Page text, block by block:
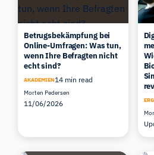
Betrugsbekämpfung bei
Online-Umfragen: Was tun,
wenn Ihre Befragten nicht
echt sind?
AKADEMIEN14 min read
Morten Pedersen
11/06/2026